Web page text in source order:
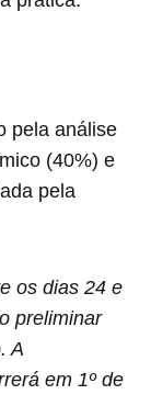
pela análise
(40%) e
pela
os dias 24 e
preliminar
A
em 1º de